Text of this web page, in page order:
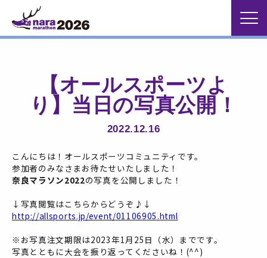
【オールスポーツよ
り】当日の写真公開！
2022.12.16
こんにちは！オールスポーツコミュニティです。
参加者のみなさまお待たせいたしました！
奈良マラソン2022の写真を公開しました！
↓写真閲覧はこちらからどうぞ♪↓
http://allsports.jp/event/01106905.html
※お写真注文期限は2023年1月25日（水）までです。
写真とともに大会を振り返ってくださいね！(^^)